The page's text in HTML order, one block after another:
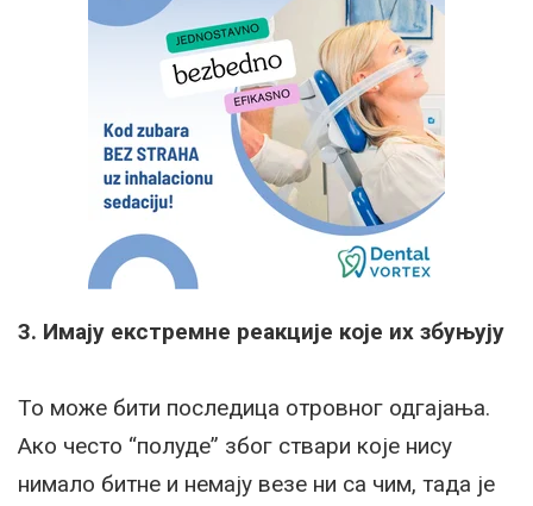
3. Имају екстремне реакције које их збуњују
То може бити последица отровног одгајања.
Ако често “полуде” због ствари које нису
нимало битне и немају везе ни са чим, тада је